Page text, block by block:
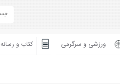
ورزشی و سرگرمی کتاب و رسانه